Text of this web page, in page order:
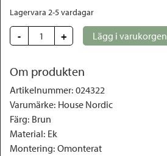
Lagervara 2-5 vardagar
- + Lägg i varukorgen
Om produkten
Artikelnummer: 024322
Varumärke: House Nordic
Färg: Brun
Material: Ek
Montering: Omonterat